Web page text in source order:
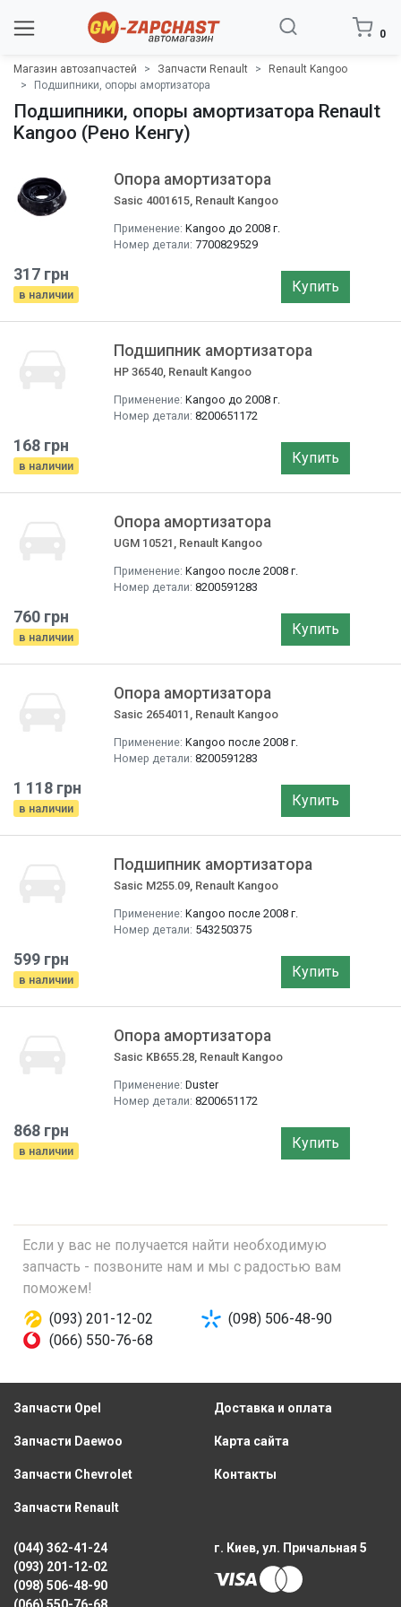
0
Магазин автозапчастей Запчасти Renault
Renault Kangoo
Подшипники, опоры амортизатора
Подшипники, опоры амортизатора Renault
Kangoo (Рено Кенгу)
Опора амортизатора
Sasic 4001615, Renault Kangoo
Применение: Kangoo до 2008 г.
Номер детали: 7700829529
317 грн
в наличии Купить
Подшипник амортизатора
HP 36540, Renault Kangoo
Применение: Kangoo до 2008 г.
Номер детали: 8200651172
168 грн
в наличии Купить
Опора амортизатора
UGM 10521, Renault Kangoo
Применение: Kangoo после 2008 г.
Номер детали: 8200591283
760 грн
в наличии Купить
Опора амортизатора
Sasic 2654011, Renault Kangoo
Применение: Kangoo после 2008 г.
Номер детали: 8200591283
1 118 грн
в наличии Купить
Подшипник амортизатора
Sasic M255.09, Renault Kangoo
Применение: Kangoo после 2008 г.
Номер детали: 543250375
599 грн
в наличии Купить
Опора амортизатора
Sasic KB655.28, Renault Kangoo
Применение: Duster
Номер детали: 8200651172
868 грн
в наличии Купить
Если у вас не получается найти необходимую
запчасть - позвоните нам и мы с радостью вам
поможем!
(093) 201-12-02
(098) 506-48-90
(066) 550-76-68
Запчасти Opel
Запчасти Daewoo
Запчасти Chevrolet
Запчасти Renault
Доставка и оплата
Карта сайта
Контакты
(044) 362-41-24
(093) 201-12-02
(098) 506-48-90
г. Киев, ул. Причальная 5